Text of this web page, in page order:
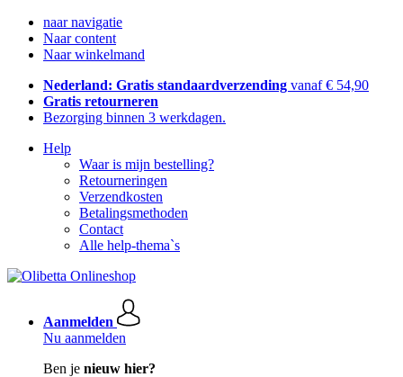
naar navigatie
Naar content
Naar winkelmand
Nederland: Gratis standaardverzending vanaf € 54,90
Gratis retourneren
Bezorging binnen 3 werkdagen.
Help
Waar is mijn bestelling?
Retourneringen
Verzendkosten
Betalingsmethoden
Contact
Alle help-thema`s
Aanmelden
Nu aanmelden
Ben je nieuw hier?